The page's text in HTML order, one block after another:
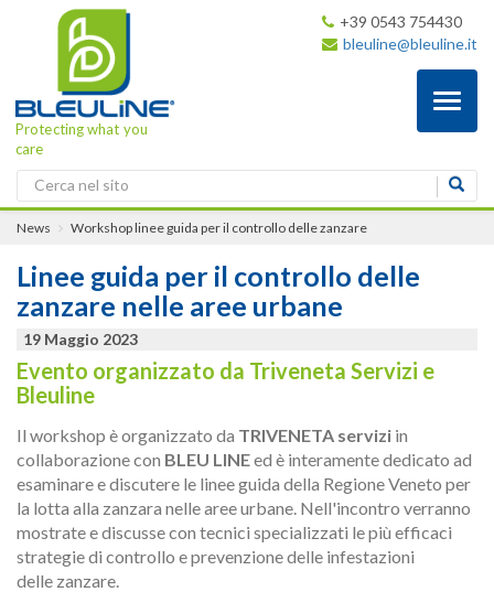
Protecting what you
care
+39 0543 754430
bleuline@bleuline.it
News Workshop linee guida per il controllo delle zanzare
Linee guida per il controllo delle
zanzare nelle aree urbane
19 Maggio 2023
Evento organizzato da Triveneta Servizi e
Bleuline
Il workshop è organizzato da TRIVENETA servizi in
collaborazione con BLEU LINEed è interamente dedicato ad
esaminare e discutere le linee guida della Regione Veneto per
la lotta alla zanzara nelle aree urbane. Nell'incontro verranno
mostrate e discusse con tecnici specializzati le più efficaci
strategie di controllo e prevenzione delle infestazioni
delle zanzare.